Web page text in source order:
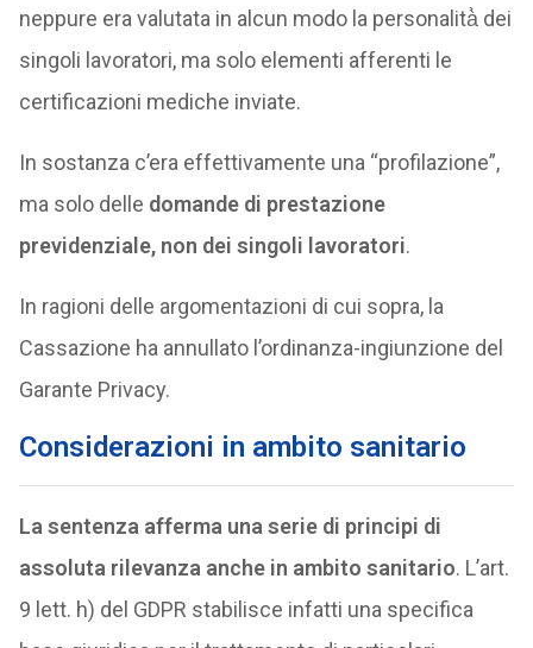
neppure era valutata in alcun modo la personalità̀ dei
singoli lavoratori, ma solo elementi afferenti le
certificazioni mediche inviate.
In sostanza c’era effettivamente una “profilazione”,
ma solo delle domande di prestazione
previdenziale, non dei singoli lavoratori.
In ragioni delle argomentazioni di cui sopra, la
Cassazione ha annullato l’ordinanza-ingiunzione del
Garante Privacy.
Considerazioni in ambito sanitario
La sentenza afferma una serie di principi di
assoluta rilevanza anche in ambito sanitario. L’art.
9 lett. h) del GDPR stabilisce infatti una specifica